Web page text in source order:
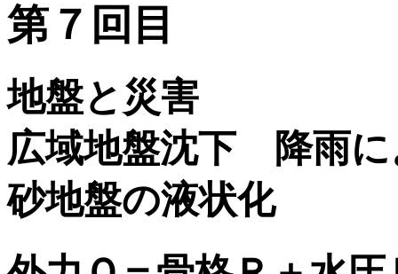
第７回目
地盤と災害
広域地盤沈下 降雨
砂地盤の液状化